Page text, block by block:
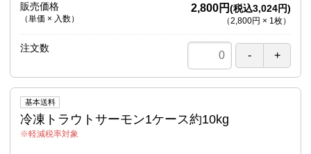
販売価格
（単価 × 入数）
2,800円 (税込3,024円)
（2,800円 × 1枚）
注文数
基本送料
冷凍トラウトサーモン1ケース約10kg
軽減税率対象